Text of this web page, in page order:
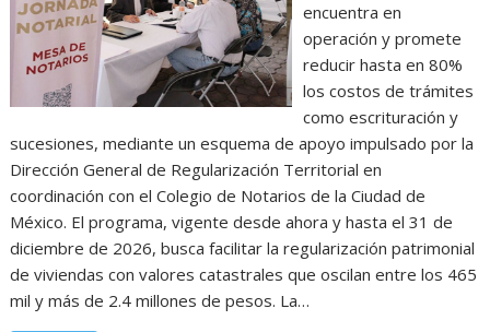
encuentra en
operación y promete
reducir hasta en 80%
los costos de trámites
como escrituración y
sucesiones, mediante un esquema de apoyo impulsado por la
Dirección General de Regularización Territorial en
coordinación con el Colegio de Notarios de la Ciudad de
México. El programa, vigente desde ahora y hasta el 31 de
diciembre de 2026, busca facilitar la regularización patrimonial
de viviendas con valores catastrales que oscilan entre los 465
mil y más de 2.4 millones de pesos. La…